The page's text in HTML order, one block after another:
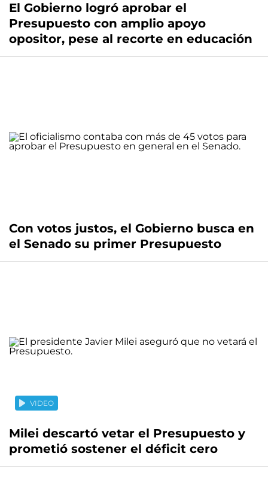
El Gobierno logró aprobar el
Presupuesto con amplio apoyo
opositor, pese al recorte en educación
Con votos justos, el Gobierno busca en
el Senado su primer Presupuesto
VIDEO
Milei descartó vetar el Presupuesto y
prometió sostener el déficit cero